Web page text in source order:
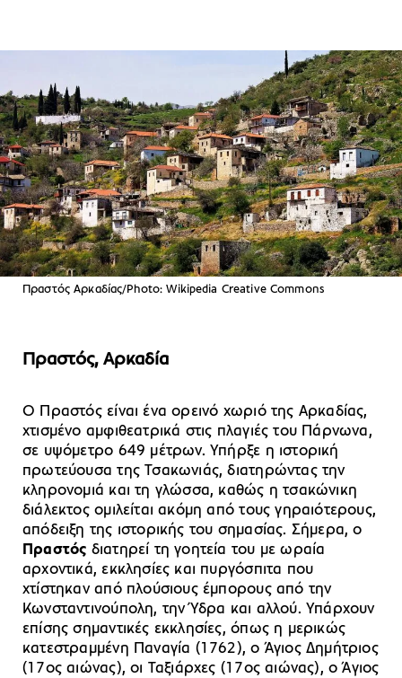
Πραστός Αρκαδίας/Photo: Wikipedia Creative Commons
Πραστός, Αρκαδία
Ο Πραστός είναι ένα ορεινό χωριό της Αρκαδίας,
χτισμένο αμφιθεατρικά στις πλαγιές του Πάρνωνα,
σε υψόμετρο 649 μέτρων. Υπήρξε η ιστορική
πρωτεύουσα της Τσακωνιάς, διατηρώντας την
κληρονομιά και τη γλώσσα, καθώς η τσακώνικη
διάλεκτος ομιλείται ακόμη από τους γηραιότερους,
απόδειξη της ιστορικής του σημασίας. Σήμερα, ο
Πραστός διατηρεί τη γοητεία του με ωραία
αρχοντικά, εκκλησίες και πυργόσπιτα που
χτίστηκαν από πλούσιους έμπορους από την
Κωνσταντινούπολη, την Ύδρα και αλλού. Υπάρχουν
επίσης σημαντικές εκκλησίες, όπως η μερικώς
κατεστραμμένη Παναγία (1762), ο Άγιος Δημήτριος
(17ος αιώνας), οι Ταξιάρχες (17ος αιώνας), ο Άγιος